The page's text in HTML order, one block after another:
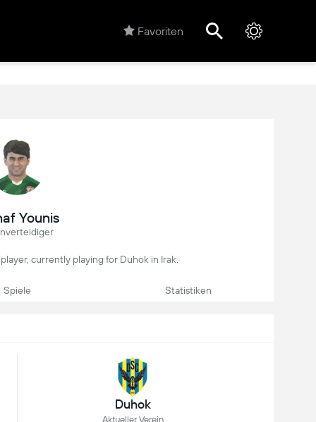
Favoriten
Younis
currently playing for Duhok in Irak.
Spiele Statistiken
Duhok
Aktueller Verein